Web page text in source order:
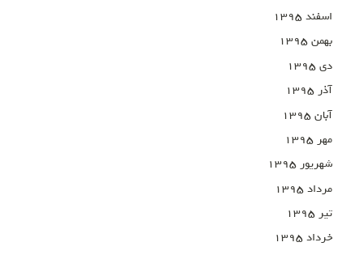
اسفند ۱۳۹۵
بهمن ۱۳۹۵
دی ۱۳۹۵
آذر ۱۳۹۵
آبان ۱۳۹۵
مهر ۱۳۹۵
شهریور ۱۳۹۵
مرداد ۱۳۹۵
تیر ۱۳۹۵
خرداد ۱۳۹۵